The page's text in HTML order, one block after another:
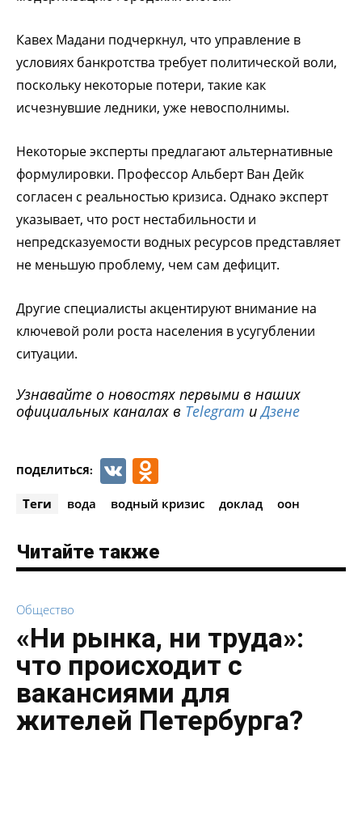
Кавех Мадани подчеркнул, что управление в
условиях банкротства требует политической воли,
поскольку некоторые потери, такие как
исчезнувшие ледники, уже невосполнимы.
Некоторые эксперты предлагают альтернативные
формулировки. Профессор Альберт Ван Дейк
согласен с реальностью кризиса. Однако эксперт
указывает, что рост нестабильности и
непредсказуемости водных ресурсов представляет
не меньшую проблему, чем сам дефицит.
Другие специалисты акцентируют внимание на
ключевой роли роста населения в усугублении
ситуации.
Узнавайте о новостях первыми в наших
официальных каналах в Telegram иДзене
ПОДЕЛИТЬСЯ: VK
Теги вода водный кризис доклад оон
Читайте также
Общество
«Ни рынка, ни труда»:
что происходит с
вакансиями для
жителей Петербурга?